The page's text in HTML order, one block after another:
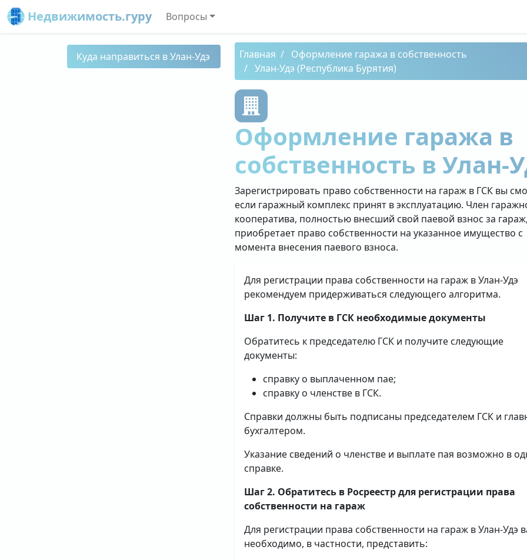
Недвижимость.гуру Вопросы
Куда направиться в Улан-Удэ Главная
Оформление гаража в собственность
Улан-Удэ (Республика Бурятия)
Оформление гаража в
собственность в Улан-
Зарегистрировать право собственности на гараж в ГСК вы
если гаражный комплекс принят в эксплуатацию. Член
кооператива, полностью внесший свой паевой взнос за гараж,
приобретает право собственности на указанное имущество с
момента внесения паевого взноса.
Для регистрации права собственности на гараж в Улан-Удэ
рекомендуем придерживаться следующего алгоритма.
Шаг 1. Получите в ГСК необходимые документы
Обратитесь к председателю ГСК и получите следующие
документы:
справку о выплаченном пае;
справку о членстве в ГСК.
Справки должны быть подписаны председателем ГСК и
бухгалтером.
Указание сведений о членстве и выплате пая возможно в
справке.
Шаг 2. Обратитесь в Росреестр для регистрации права
собственности на гараж
Для регистрации права собственности на гараж в Улан-Удэ
необходимо, в частности, представить: